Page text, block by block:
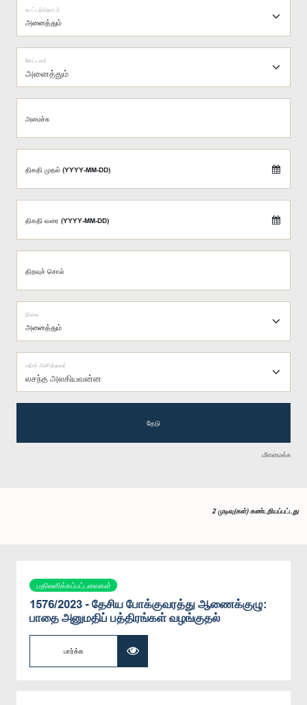
கூட்டத்தொடர்
அனைத்தும்
கேட்டவர்
அமைச்சு
திகதி முதல் (YYYY-MM-DD)
திகதி வரை (YYYY-MM-DD)
திறவுச் சொல்
நிலை
லசந்த அலகியவன்ன
பதில் அளித்தவர்
தேடு
மீளமைக்க
2 முடிவு(கள்) கண்டறியப்பட்டது
பதிலளிக்கப்பட்டவைகள்
1576/2023 - தேசிய போக்குவரத்து ஆணைக்குழு:
பாதை அனுமதிப் பத்திரங்கள் வழங்குதல்
பார்க்க